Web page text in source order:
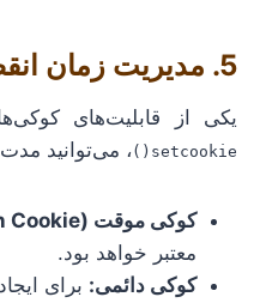
5. مدیریت زمان انقضای کوکی‌ها
یکی از قابلیت‌های
setcookie() ، می‌توانید
کوکی موقت (Session Cookie):
معتبر خواهد بود.
کوکی دائمی: برای